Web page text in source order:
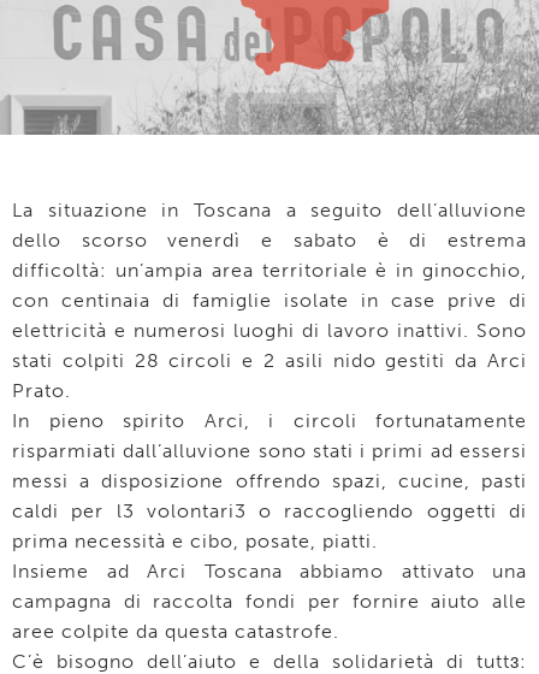
La situazione in Toscana a seguito dell’alluvione
dello scorso venerdì e sabato è di estrema
difficoltà: un’ampia area territoriale è in ginocchio,
con centinaia di famiglie isolate in case prive di
elettricità e numerosi luoghi di lavoro inattivi. Sono
stati colpiti 28 circoli e 2 asili nido gestiti da Arci
Prato
In pieno spirito Arci, i circoli fortunatamente
risparmiati dall’alluvione sono stati i primi ad essersi
messi a disposizione offrendo spazi, cucine, pasti
caldi per l3 volontari3 o raccogliendo oggetti di
prima necessità e cibo, posate, piatti.
Insieme ad Arci Toscana abbiamo attivato una
campagna di raccolta fondi per fornire aiuto alle
aree colpite da questa catastrofe.
C’è bisogno dell’aiuto e della solidarietà di tuttɜ: